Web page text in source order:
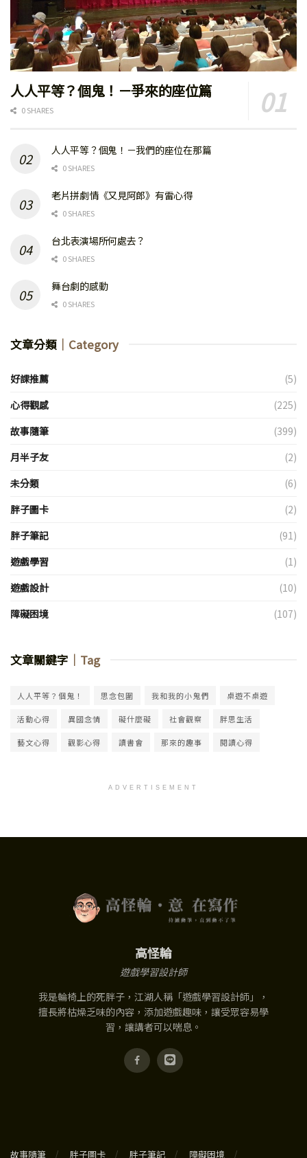
人人平等？個鬼！－爭來的座位篇
0 SHARES
人人平等？個鬼！－我們的座位在那篇
0 SHARES
老片拼劇情《又見阿郎》有雷心得
0 SHARES
台北表演場所何處去？
0 SHARES
舞台劇的感動
0 SHARES
文章分類 ｜Category
好課推薦
(5)
心得觀感
(225)
故事隨筆
(399)
月半子友
(2)
未分類
(6)
胖子圖卡
(2)
胖子筆記
(91)
遊戲學習
(1)
遊戲設計
(10)
障礙困境
(107)
文章關鍵字 ｜Tag
人人平等？個鬼！ 思念包圍 我和我的小鬼們 桌遊不桌遊
活動心得 異國念情 礙什麼礙 社會觀察 胖思生活
藝文心得 觀影心得 讀書會 那來的趣事 閱讀心得
ADVERTISEMENT
高怪輪
遊戲學習設計師
我是輪椅上的死胖子，江湖人稱「遊戲學習設計師」，
擅長將枯燥乏味的內容，添加遊戲趣味，讓受眾容易學
習，讓講者可以喘息。
故事隨筆 胖子圖卡 胖子筆記 障礙困境